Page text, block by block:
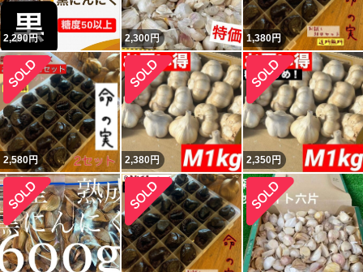
2,290円 2,300円 1,380円
2,580円 2,380円 2,350円